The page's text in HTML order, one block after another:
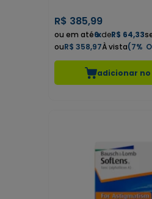
R$ 385,99
6xdeR$ 64,33
R$ 358,97
7%
adicionar